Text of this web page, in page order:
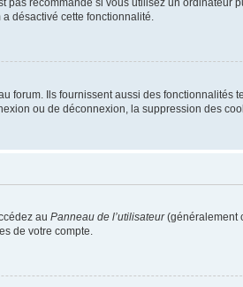
désactivé cette fonctionnalité.
forum. Ils fournissent aussi des fonctionnalités
ou de déconnexion, la suppression des
au Panneau de l’utilisateur(généralement
de votre compte.